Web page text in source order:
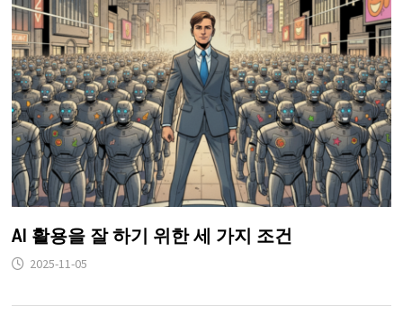
AI 활용을 잘 하기 위한 세 가지 조건
2025-11-05